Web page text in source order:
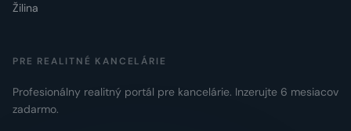
Žilina
PRE REALITNÉ KANCELÁRIE
Profesionálny realitný portál pre kancelárie. Inzerujte 6 mesiacov
zadarmo.